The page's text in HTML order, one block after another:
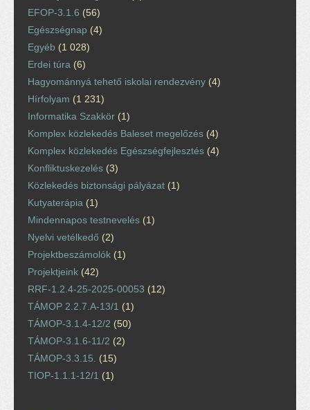
EFOP-3.1.6 (56)
Egészségnap (4)
Egyéb (1 028)
Erdei túra (6)
Hagyománnyá tehető iskolai rendezvény (4)
Hírfolyam (1 231)
Informatika Szakkör (1)
Komplex közlekedés Baleset megelőzés (4)
Komplex közlekedés Egészségfejlesztés (4)
Konfliktuskezelés (3)
Közlekedés biztonsági pályázat (1)
Kutyaterápia (1)
Mindennapos testnevelés (1)
Nyelvi vetélkedő (2)
Projektbeszámolók (1)
Projektjeink (42)
RRF-1.2.4-25-2025-00053 (12)
TÁMOP 2.2.7.A-13/1 (1)
TÁMOP-3.1.4-12/2 (50)
TÁMOP-3.1.6-11/2 (2)
TÁMOP-3.3.15.
(15)
TIOP-1.1.1-12/1 (1)